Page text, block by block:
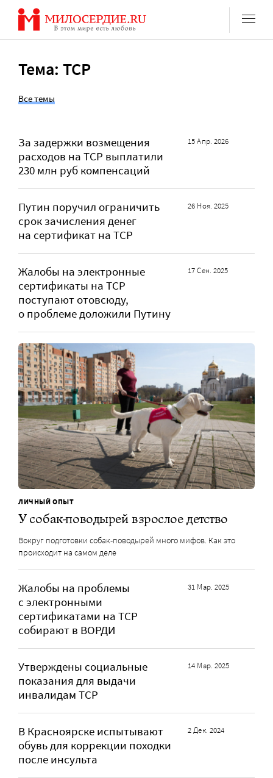
Перейти
содержанию
Тема: ТСР
Все темы
За задержки возмещения
расходов на ТСР выплатили
230 млн руб компенсаций
15 Апр. 2026
Путин поручил ограничить
срок зачисления денег
на сертификат на ТСР
26 Ноя. 2025
Жалобы на электронные
сертификаты на ТСР
поступают отовсюду,
о проблеме доложили Путину
17 Сен. 2025
ЛИЧНЫЙ ОПЫТ
У собак-поводырей взрослое детство
Вокруг подготовки собак-поводырей много мифов. Как это
происходит на самом деле
Жалобы на проблемы
с электронными
сертификатами на ТСР
собирают в ВОРДИ
31 Мар. 2025
Утверждены социальные
показания для выдачи
инвалидам ТСР
14 Мар. 2025
В Красноярске испытывают
обувь для коррекции походки
после инсульта
2 Дек. 2024